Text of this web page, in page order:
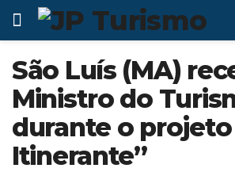
São Luís (MA)
Ministro do
durante o projeto
Itinerante”